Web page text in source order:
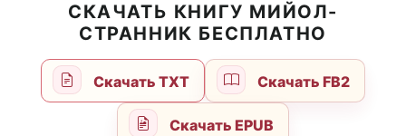
СКАЧАТЬ КНИГУ МИЙОЛ-
СТРАННИК БЕСПЛАТНО
Скачать TXT Скачать FB2
Скачать EPUB